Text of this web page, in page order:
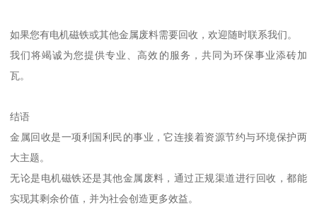
如果您有电机磁铁或其他金属废料需要回收，欢迎随时联系我们。
我们将竭诚为您提供专业、高效的服务，共同为环保事业添砖加
瓦。
结语
金属回收是一项利国利民的事业，它连接着资源节约与环境保护两
大主题。
无论是电机磁铁还是其他金属废料，通过正规渠道进行回收，都能
实现其剩余价值，并为社会创造更多效益。